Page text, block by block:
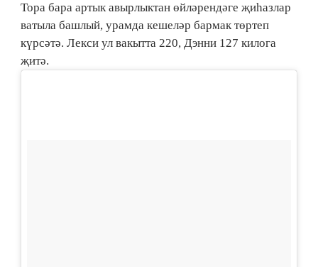
Тора бара артык авырлыктан өйләрендәге җиһазлар
ватыла башлый, урамда кешеләр бармак төртеп
күрсәтә. Лекси ул вакытта 220, Дэнни 127 килога
җитә.